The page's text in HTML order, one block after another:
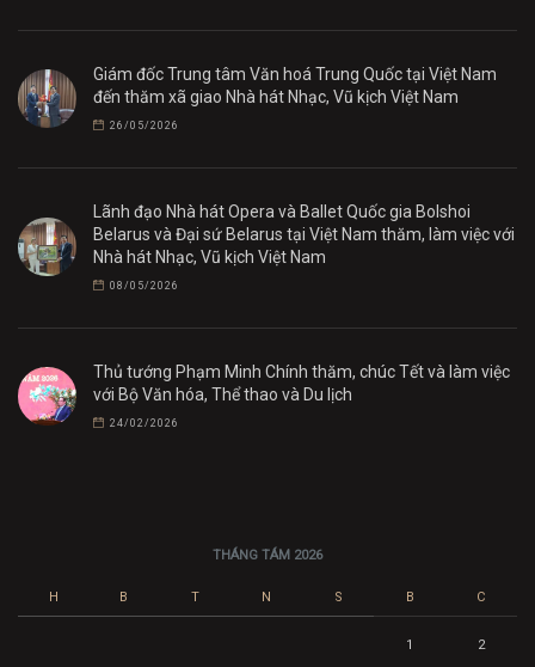
Giám đốc Trung tâm Văn hoá Trung Quốc tại Việt Nam
đến thăm xã giao Nhà hát Nhạc, Vũ kịch Việt Nam
26/05/2026
Lãnh đạo Nhà hát Opera và Ballet Quốc gia Bolshoi
Belarus và Đại sứ Belarus tại Việt Nam thăm, làm việc với
Nhà hát Nhạc, Vũ kịch Việt Nam
08/05/2026
Thủ tướng Phạm Minh Chính thăm, chúc Tết và làm việc
với Bộ Văn hóa, Thể thao và Du lịch
24/02/2026
THÁNG TÁM 2026
H B T N S B C
1 2